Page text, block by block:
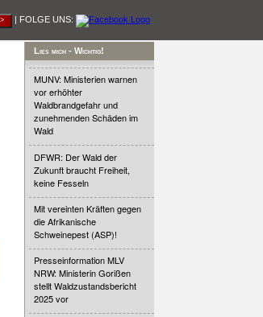
| FOLGE UNS:
Lies mich - Wichtig!
MUNV: Ministerien warnen
vor erhöhter
Waldbrandgefahr und
zunehmenden Schäden im
Wald
DFWR: Der Wald der
Zukunft braucht Freiheit,
keine Fesseln
Mit vereinten Kräften gegen
die Afrikanische
Schweinepest (ASP)!
Presseinformation MLV
NRW: Ministerin Gorißen
stellt Waldzustandsbericht
2025 vor